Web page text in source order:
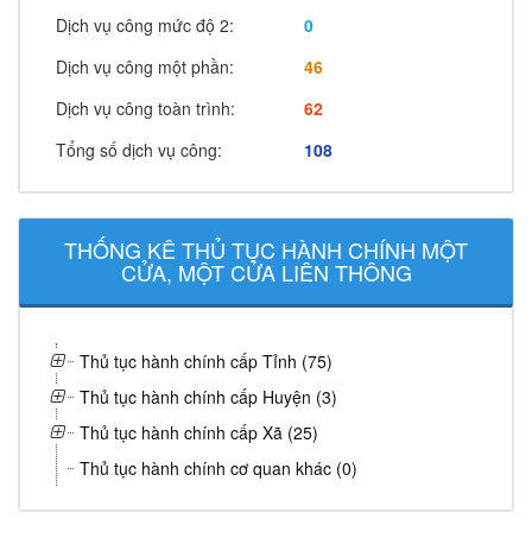
Dịch vụ công mức độ 2:
0
Dịch vụ công một phần:
46
Dịch vụ công toàn trình:
62
Tổng số dịch vụ công:
108
THỐNG KÊ THỦ TỤC HÀNH CHÍNH MỘT
CỬA, MỘT CỬA LIÊN THÔNG
Thủ tục hành chính cấp Tỉnh (75)
Thủ tục hành chính cấp Huyện (3)
Thủ tục hành chính cấp Xã (25)
Thủ tục hành chính cơ quan khác (0)